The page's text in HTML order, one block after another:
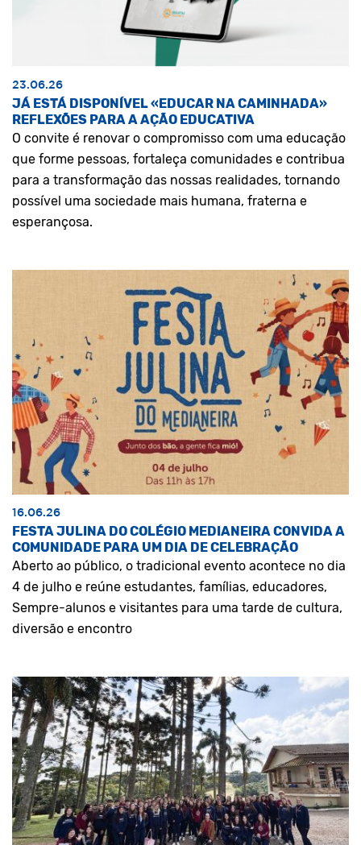
23.06.26
JÁ ESTÁ DISPONÍVEL «EDUCAR NA CAMINHADA»
REFLEXÕES PARA A AÇÃO EDUCATIVA
O convite é renovar o compromisso com uma educação
que forme pessoas, fortaleça comunidades e contribua
para a transformação das nossas realidades, tornando
possível uma sociedade mais humana, fraterna e
esperançosa.
16.06.26
FESTA JULINA DO COLÉGIO MEDIANEIRA CONVIDA A
COMUNIDADE PARA UM DIA DE CELEBRAÇÃO
Aberto ao público, o tradicional evento acontece no dia
4 de julho e reúne estudantes, famílias, educadores,
Sempre-alunos e visitantes para uma tarde de cultura,
diversão e encontro